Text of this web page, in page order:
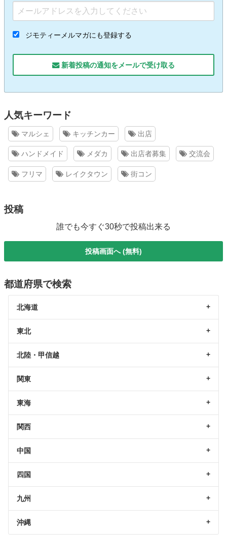
ジモティーメルマガにも登録する
新着投稿の通知をメールで受け取る
人気キーワード
マルシェ キッチンカー 出店
ハンドメイド メダカ 出店者募集 交流会
フリマ レイクタウン 街コン
投稿
誰でも今すぐ30秒で投稿出来る
投稿画面へ (無料)
都道府県で検索
北海道
東北
北陸・甲信越
関東
東海
関西
中国
四国
九州
沖縄